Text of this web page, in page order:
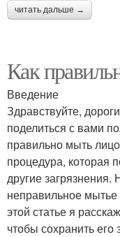
читать дальше →
Как
Введение
Здравствуйте,
поделиться с вами
правильно мыть
процедура, которая
другие
неправильное
этой статье я
чтобы сохранить